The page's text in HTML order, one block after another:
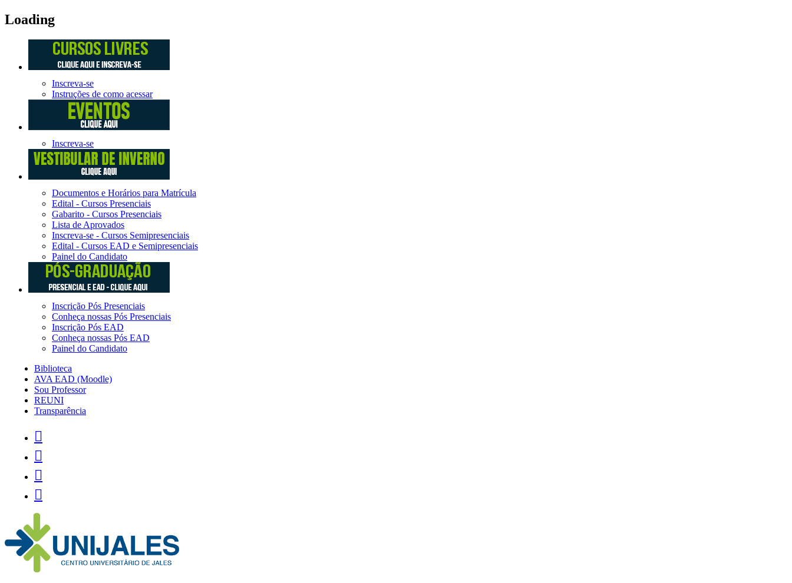
Loading
Inscreva-se
Instruções de como acessar
Inscreva-se
Documentos e Horários para Matrícula
Edital - Cursos Presenciais
Gabarito - Cursos Presenciais
Lista de Aprovados
Inscreva-se - Cursos Semipresenciais
Edital - Cursos EAD e Semipresenciais
Painel do Candidato
Inscrição Pós Presenciais
Conheça nossas Pós Presenciais
Inscrição Pós EAD
Conheça nossas Pós EAD
Painel do Candidato
Biblioteca
AVA EAD (Moodle)
Sou Professor
REUNI
Transparência



